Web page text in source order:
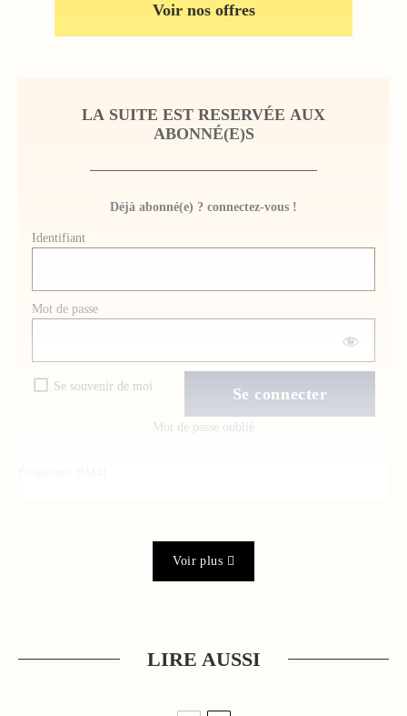
Voir nos offres
LA SUITE EST RESERVÉE AUX
ABONNÉ(E)S
Déjà abonné(e) ? connectez-vous !
Identifiant
Mot de passe
Se souvenir de moi
Mot de passe oublié
Voir plus
LIRE AUSSI